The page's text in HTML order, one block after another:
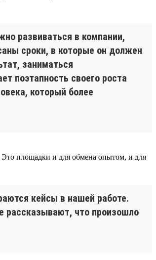
развиваться в компании,
сроки, в которые он должен
заниматься
поэтапность своего роста
который более
Это площадки и для обмена опытом, и для
кейсы в нашей работе.
рассказывают, что произошло